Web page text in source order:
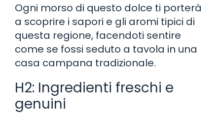
Ogni morso di questo dolce ti porterà
a scoprire i sapori e gli aromi tipici di
questa regione, facendoti sentire
come se fossi seduto a tavola in una
casa campana tradizionale.
H2: Ingredienti freschi e
genuini